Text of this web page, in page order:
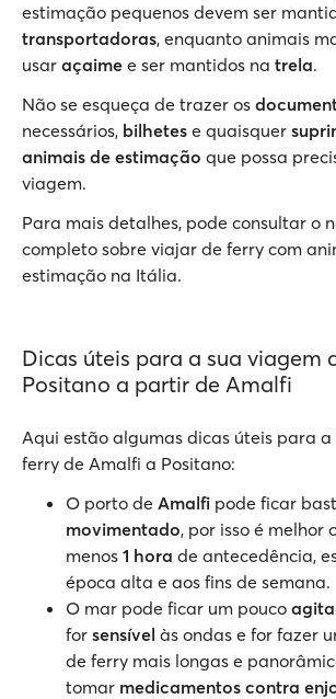
estimação pequenos devem ser
transportadoras, enquanto animais
usar açaime e ser mantidos na trela.
Não se esqueça de trazer os
necessários, bilhetes e quaisquer
animais de estimação que possa
viagem.
Para mais detalhes, pode consultar o
completo sobre viajar de ferry com
estimação na Itália.
Dicas úteis para a sua viagem
Positano a partir de Amalfi
Aqui estão algumas dicas úteis para
ferry de Amalfi a Positano:
O porto de Amalfi pode ficar
movimentado, por isso é melhor
menos 1 hora de antecedência,
época alta e aos fins de semana.
O mar pode ficar um pouco
for sensível às ondas e for fazer
de ferry mais longas e
tomar medicamentos contra